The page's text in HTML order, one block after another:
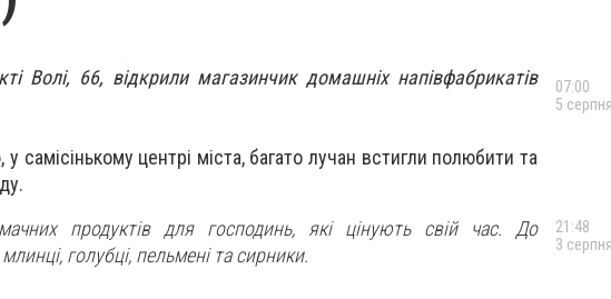
Волі, 66, відкрили магазинчик домашніх напівфабрикатів
центрі міста, багато лучан встигли полюбити та
продуктів для господинь, які цінують свій час. До
голубці, пельмені та сирники.
07:00
5 серпня
21:48
3 серпня